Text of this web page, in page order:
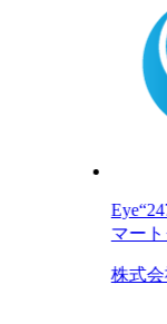
マート
株式